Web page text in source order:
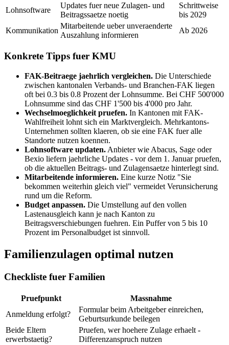
Lohnsoftware
Updates fuer neue Zulagen- und
Beitragssaetze noetig
Schrittweise
bis 2029
Kommunikation
Mitarbeitende ueber unveraenderte
Auszahlung informieren
Ab 2026
Konkrete Tipps fuer KMU
FAK-Beitraege jaehrlich vergleichen. Die Unterschiede
zwischen kantonalen Verbands- und Branchen-FAK liegen
oft bei 0.3 bis 0.8 Prozent der Lohnsumme. Bei CHF 500'000
Lohnsumme sind das CHF 1'500 bis 4'000 pro Jahr.
Wechselmoeglichkeit pruefen. In Kantonen mit FAK-
Wahlfreiheit lohnt sich ein Marktvergleich. Mehrkantons-
Unternehmen sollten klaeren, ob sie eine FAK fuer alle
Standorte nutzen koennen.
Lohnsoftware updaten. Anbieter wie Abacus, Sage oder
Bexio liefern jaehrliche Updates - vor dem 1. Januar pruefen,
ob die aktuellen Beitrags- und Zulagensaetze hinterlegt sind.
Mitarbeitende informieren. Eine kurze Notiz "Sie
bekommen weiterhin gleich viel" vermeidet Verunsicherung
rund um die Reform.
Budget anpassen. Die Umstellung auf den vollen
Lastenausgleich kann je nach Kanton zu
Beitragsverschiebungen fuehren. Ein Puffer von 5 bis 10
Prozent im Personalbudget ist sinnvoll.
Familienzulagen optimal nutzen
Checkliste fuer Familien
Pruefpunkt
Massnahme
Anmeldung erfolgt?
Formular beim Arbeitgeber einreichen,
Geburtsurkunde beilegen
Beide Eltern
erwerbstaetig?
Pruefen, wer hoehere Zulage erhaelt -
Differenzanspruch nutzen